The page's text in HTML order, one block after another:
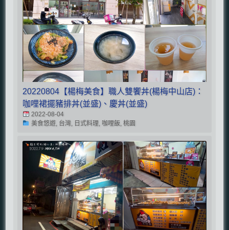
20220804【楊梅美食】職人雙饗丼(楊梅中山店)：
咖哩裙擺豬排丼(並盛)、慶丼(並盛)
2022-08-04
美食悠遊, 台灣, 日式料理, 咖哩飯, 桃園